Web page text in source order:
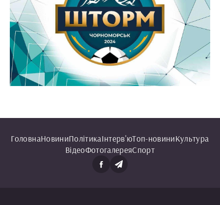
ГоловнаНовиниПолітикаІнтерв'юТоп-новиниКультура
ВідеоФотогалереяСпорт